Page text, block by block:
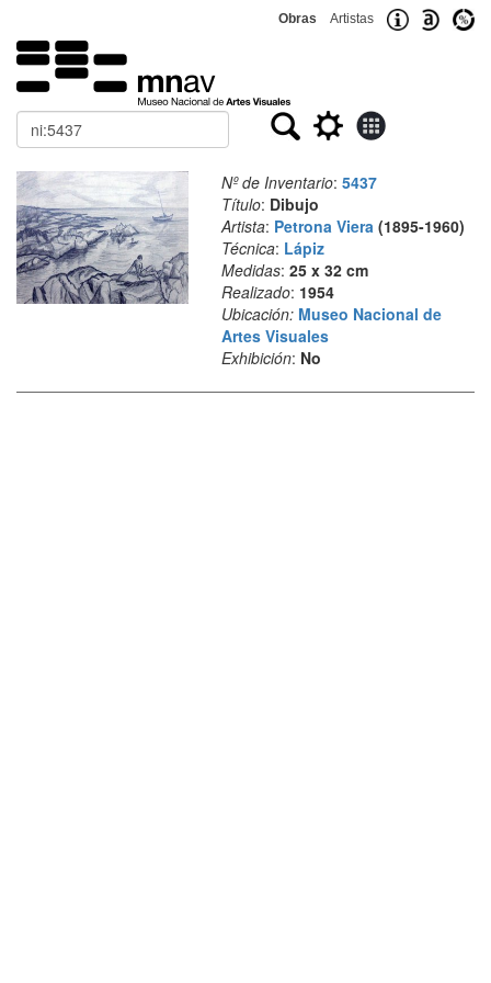
Obras Artistas
Buscar
Nº de Inventario: 5437
Título: Dibujo
Artista: Petrona Viera(1895-1960)
Técnica: Lápiz
Medidas: 25 x 32 cm
Realizado: 1954
Ubicación: Museo Nacional de
Artes Visuales
Exhibición: No